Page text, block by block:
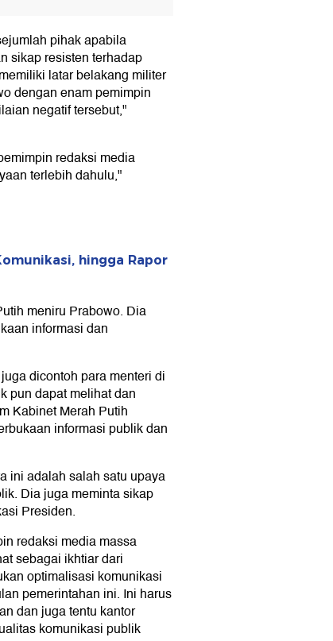
pihak apabila
sikap resisten terhadap
latar belakang militer
dengan enam pemimpin
negatif tersebut,"
redaksi media
terlebih dahulu,"
hingga Rapor
meniru Prabowo. Dia
informasi dan
dicontoh para menteri di
pun dapat melihat dan
Kabinet Merah Putih
informasi publik dan
ini adalah salah satu upaya
Dia juga meminta sikap
Presiden.
redaksi media massa
sebagai ikhtiar dari
optimalisasi komunikasi
pemerintahan ini. Ini harus
dan juga tentu kantor
komunikasi publik